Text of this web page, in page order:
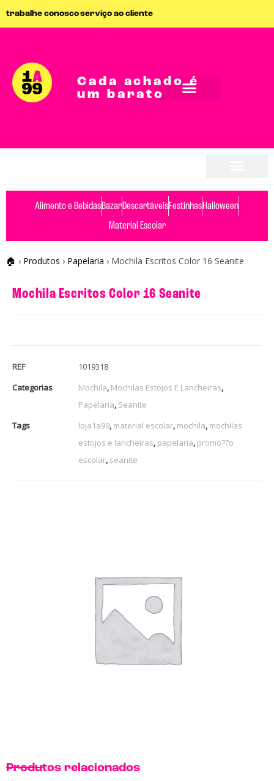
trabalhe conoscoserviço ao cliente
Cada achado é
um barato
Alimento e BebidasBazarDescartáveisFestinhasHalloween
Material Escolar
🏠 › Produtos › Papelaria › Mochila Escritos Color 16 Seanite
Mochila Escritos Color 16 Seanite
REF
1019318
Categorias
Mochila, Mochilas Estojos E Lancheiras,
Papelaria, Seanite
Tags
loja1a99, material escolar, mochila, mochilas
estojos e lancheiras, papelaria, promo??o
escolar, seanite
Produtos relacionados